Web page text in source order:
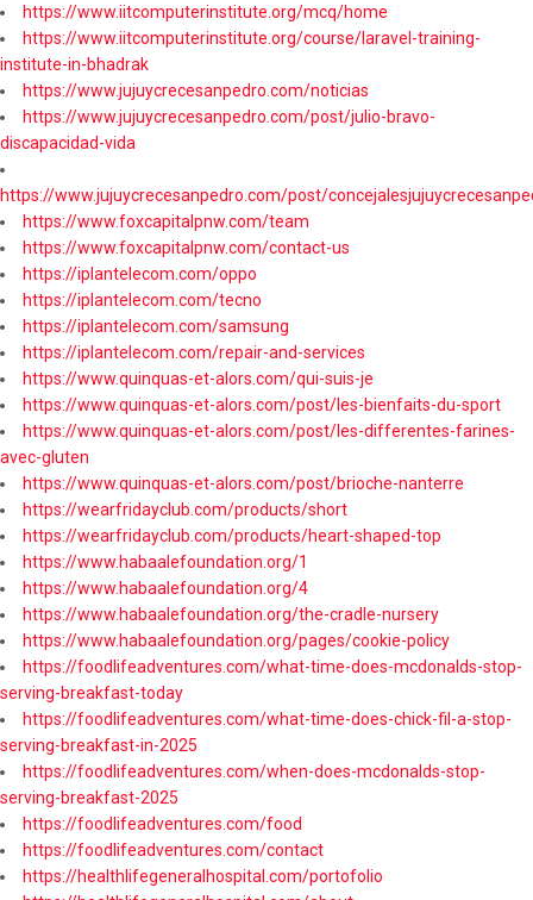
https://www.iitcomputerinstitute.org/mcq/home
https://www.iitcomputerinstitute.org/course/laravel-training-
institute-in-bhadrak
https://www.jujuycrecesanpedro.com/noticias
https://www.jujuycrecesanpedro.com/post/julio-bravo-
discapacidad-vida
https://www.jujuycrecesanpedro.com/post/
https://www.foxcapitalpnw.com/team
https://www.foxcapitalpnw.com/contact-us
https://iplantelecom.com/oppo
https://iplantelecom.com/tecno
https://iplantelecom.com/samsung
https://iplantelecom.com/repair-and-services
https://www.quinquas-et-alors.com/qui-suis-je
https://www.quinquas-et-alors.com/post/les-bienfaits-du-sport
https://www.quinquas-et-alors.com/post/les-differentes-farines-
avec-gluten
https://www.quinquas-et-alors.com/post/brioche-nanterre
https://wearfridayclub.com/products/short
https://wearfridayclub.com/products/heart-shaped-top
https://www.habaalefoundation.org/1
https://www.habaalefoundation.org/4
https://www.habaalefoundation.org/the-cradle-nursery
https://www.habaalefoundation.org/pages/cookie-policy
https://foodlifeadventures.com/what-time-does-mcdonalds-stop-
serving-breakfast-today
https://foodlifeadventures.com/what-time-does-chick-fil-a-stop-
serving-breakfast-in-2025
https://foodlifeadventures.com/when-does-mcdonalds-stop-
serving-breakfast-2025
https://foodlifeadventures.com/food
https://foodlifeadventures.com/contact
https://healthlifegeneralhospital.com/portofolio